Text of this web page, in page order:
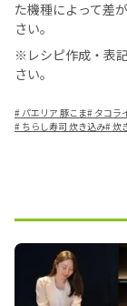
た機種によって差
さい。
※レシピ作成・表記
さい。
# パエリア 豚こま# タコラ
# ちらし寿司 炊き込み#炊